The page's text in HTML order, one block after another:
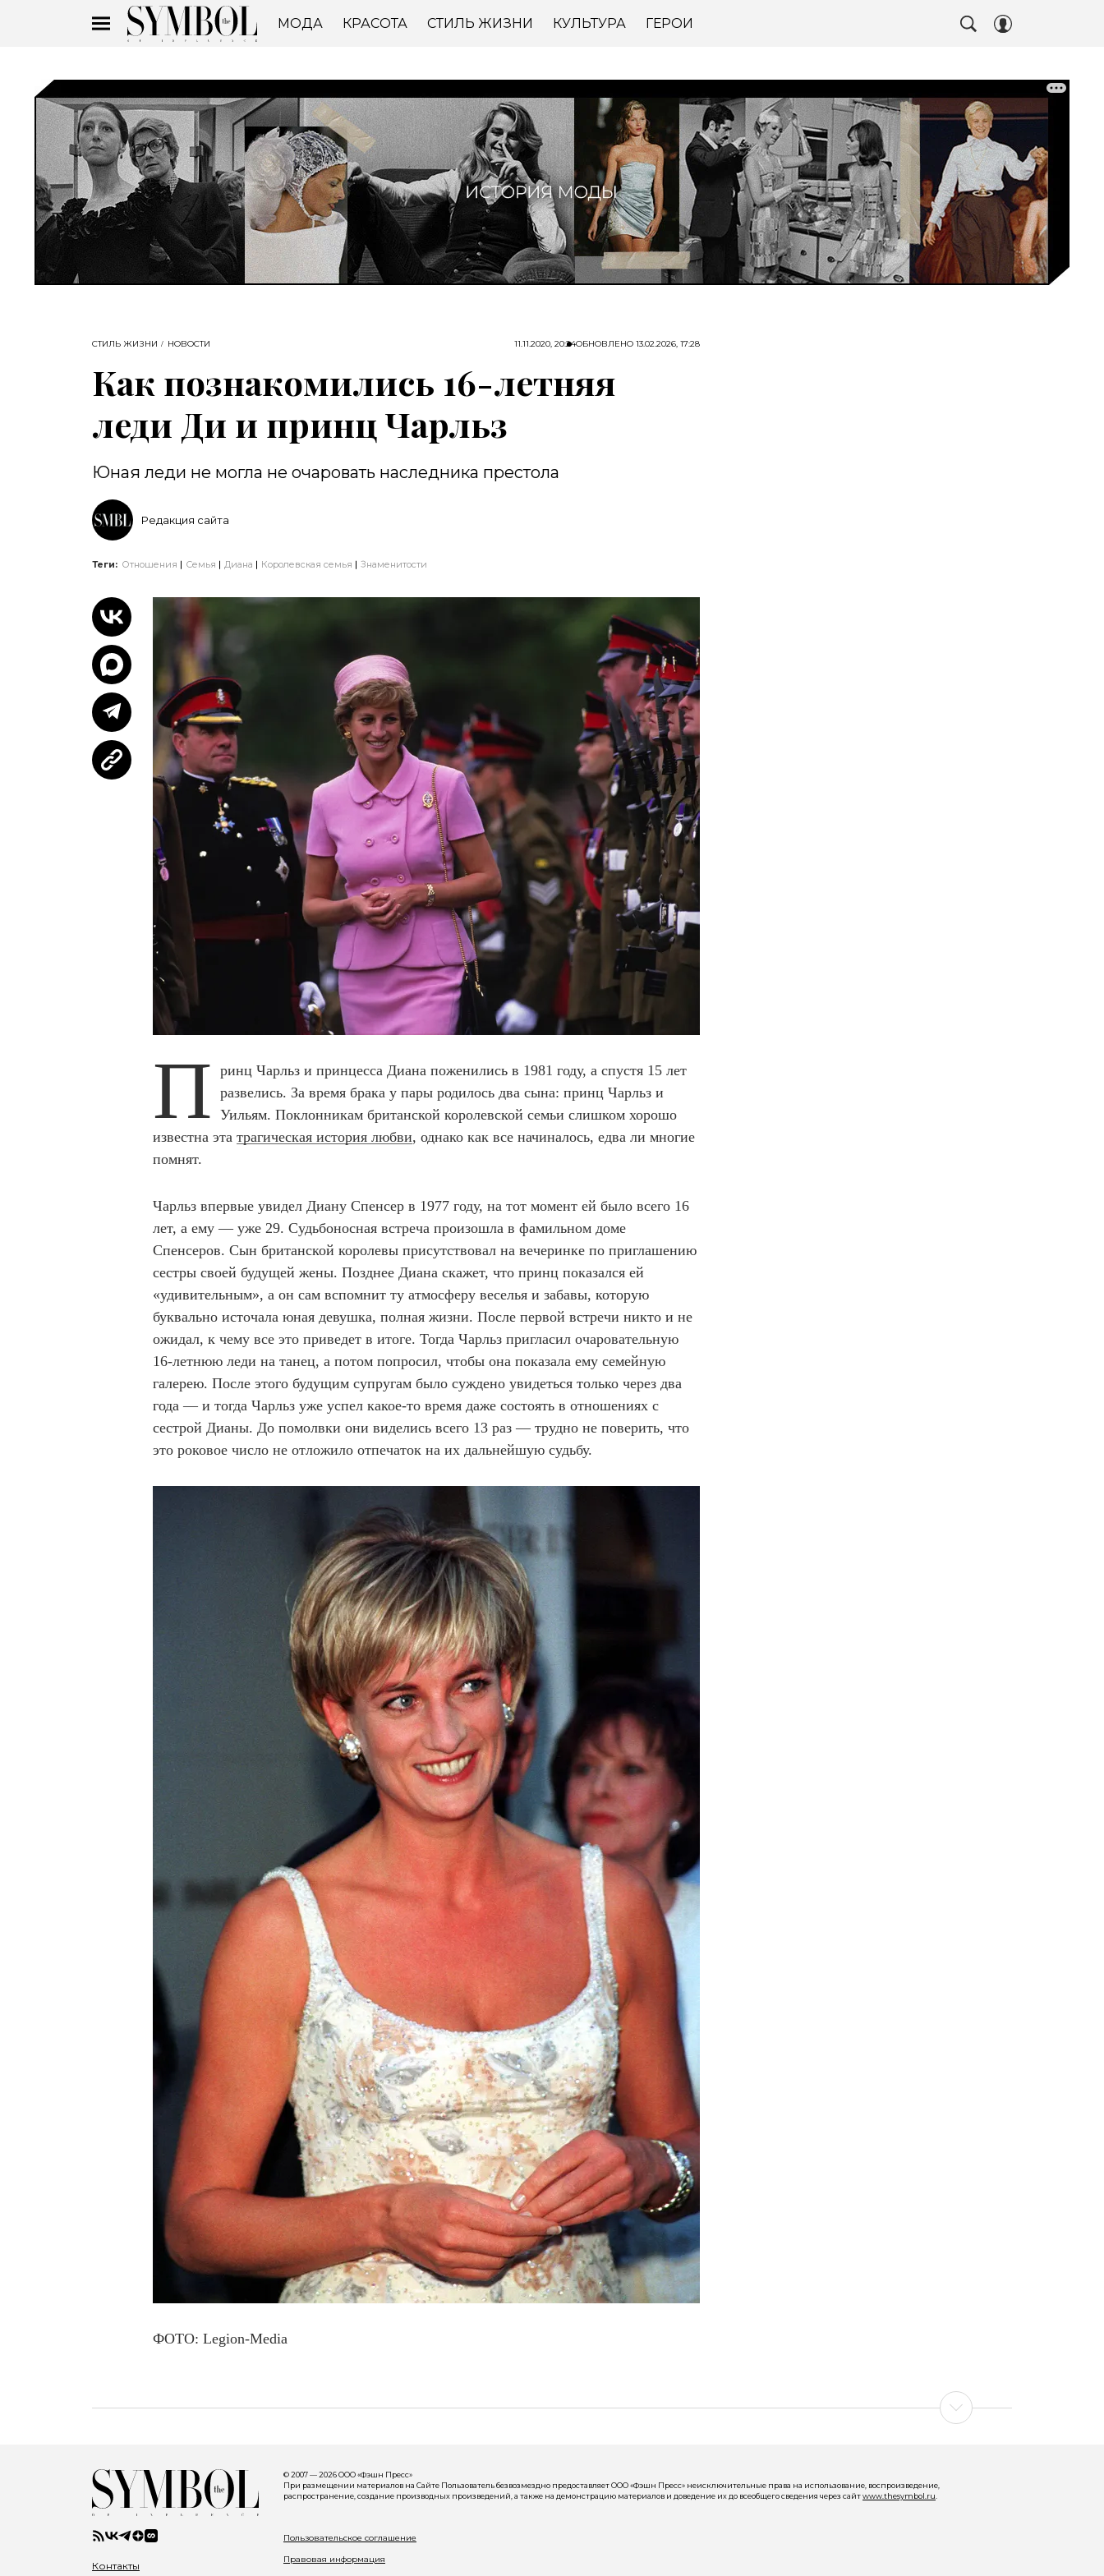
МОДА КРАСОТА СТИЛЬ ЖИЗНИ КУЛЬТУРА ГЕРОИ
СТИЛЬ ЖИЗНИ НОВОСТИ 11.11.2020, 20:24ОБНОВЛЕНО 13.02.2026, 17:28
Как познакомились 16-летняя
леди Ди и принц Чарльз
Юная леди не могла не очаровать наследника престола
Редакция сайта
Теги: Отношения Семья Диана Королевская семья Знаменитости
П ринц Чарльз и принцесса Диана поженились в 1981 году, а спустя 15 лет
развелись. За время брака у пары родилось два сына: принц Чарльз и
Уильям. Поклонникам британской королевской семьи слишком хорошо
известна эта трагическая история любви, однако как все начиналось, едва ли многие
помнят.
Чарльз впервые увидел Диану Спенсер в 1977 году, на тот момент ей было всего 16
лет, а ему — уже 29. Судьбоносная встреча произошла в фамильном доме
Спенсеров. Сын британской королевы присутствовал на вечеринке по приглашению
сестры своей будущей жены. Позднее Диана скажет, что принц показался ей
«удивительным», а он сам вспомнит ту атмосферу веселья и забавы, которую
буквально источала юная девушка, полная жизни. После первой встречи никто и не
ожидал, к чему все это приведет в итоге. Тогда Чарльз пригласил очаровательную
16-летнюю леди на танец, а потом попросил, чтобы она показала ему семейную
галерею. После этого будущим супругам было суждено увидеться только через два
года — и тогда Чарльз уже успел какое-то время даже состоять в отношениях с
сестрой Дианы. До помолвки они виделись всего 13 раз — трудно не поверить, что
это роковое число не отложило отпечаток на их дальнейшую судьбу.
ФОТО: Legion-Media
Контакты
Пользовательское соглашение
Правовая информация
© 2007 — 2026 ООО «Фэшн Пресс»
При размещении материалов на Сайте Пользователь безвозмездно предоставляет ООО «Фэшн Пресс» неисключительные права на использование, воспроизведение,
распространение, создание производных произведений, а также на демонстрацию материалов и доведение их до всеобщего сведения через сайтwww.thesymbol.ru.